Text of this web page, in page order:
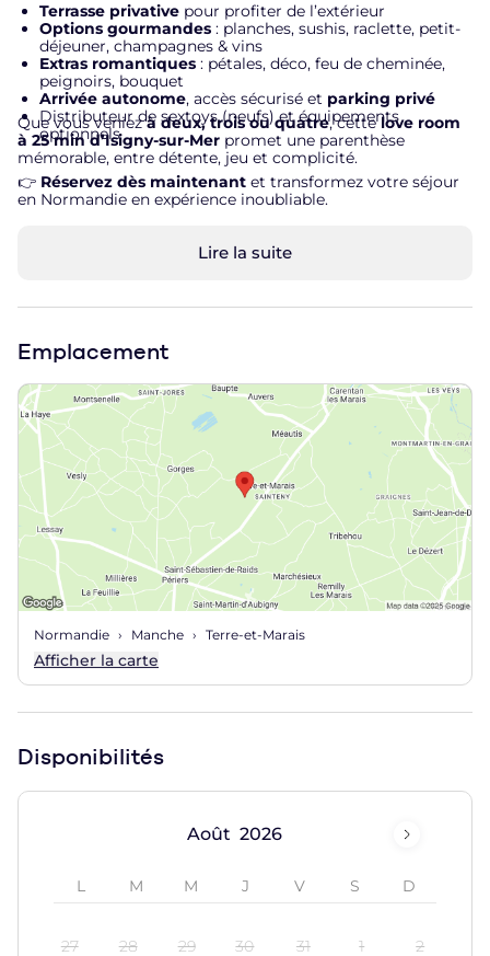
Terrasse privative pour profiter de l’extérieur
Options gourmandes : planches, sushis, raclette, petit-
déjeuner, champagnes & vins
Extras romantiques : pétales, déco, feu de cheminée,
peignoirs, bouquet
Arrivée autonome, accès sécurisé et parking privé
Distributeur de sextoys (neufs) et équipements
optionnels
Que vous veniezà deux, trois ou quatre, cettelove room
à 25 min d’Isigny-sur-Mer promet une parenthèse
mémorable, entre détente, jeu et complicité.
👉 Réservez dès maintenant et transformez votre séjour
en Normandie en expérience inoubliable.
Lire la suite
Emplacement
Normandie Manche Terre-et-Marais
Afficher la carte
Disponibilités
Août
27 28 29 30 31 1 2